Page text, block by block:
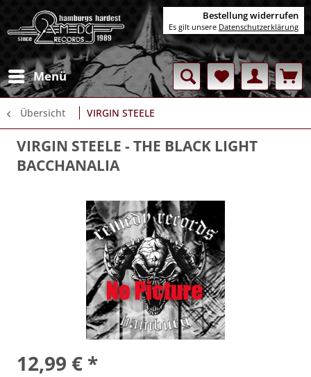
Menü
Übersicht VIRGIN STEELE
VIRGIN STEELE - THE BLACK LIGHT
BACCHANALIA
12,99 € *
Bestellung widerrufen
Es gilt unsere Datenschutzerklärung